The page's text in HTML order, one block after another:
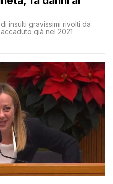
insulti gravissimi rivolti da
già nel 2021